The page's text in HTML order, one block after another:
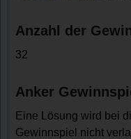
Anzahl der
32
Anker
Eine Lösung wird bei
Gewinnspiel nicht